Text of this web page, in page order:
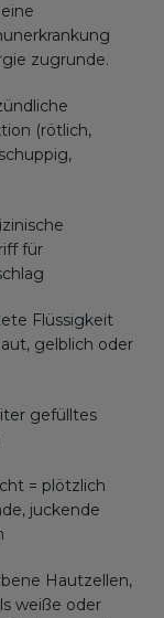
zugrunde.
(rötlich,
für
Flüssigkeit
gelblich oder
gefülltes
= plötzlich
juckende
Hautzellen,
weiße oder